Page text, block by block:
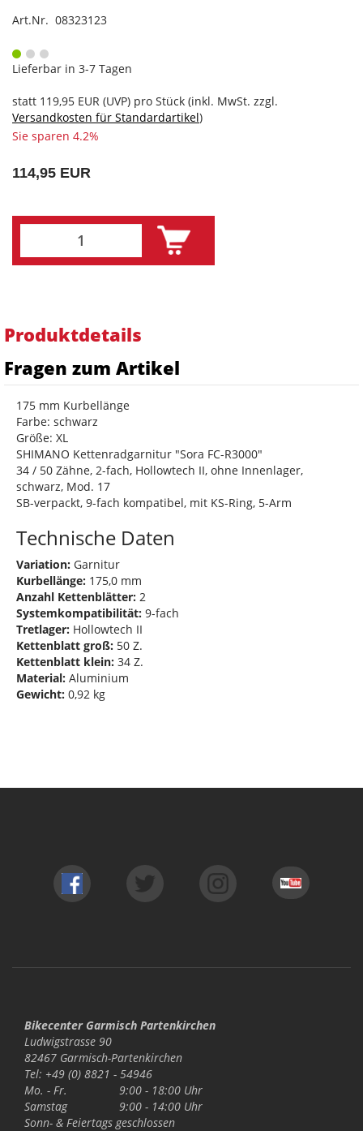
Art.Nr. 08323123
Lieferbar in 3-7 Tagen
statt 119,95 EUR (UVP) pro Stück (inkl. MwSt. zzgl.
Versandkosten für Standardartikel)
Sie sparen 4.2%
114,95 EUR
Produktdetails
Fragen zum Artikel
175 mm Kurbellänge
Farbe: schwarz
Größe: XL
SHIMANO Kettenradgarnitur "Sora FC-R3000"
34 / 50 Zähne, 2-fach, Hollowtech II, ohne Innenlager,
schwarz, Mod. 17
SB-verpackt, 9-fach kompatibel, mit KS-Ring, 5-Arm
Technische Daten
Variation: Garnitur
Kurbellänge: 175,0 mm
Anzahl Kettenblätter: 2
Systemkompatibilität: 9-fach
Tretlager: Hollowtech II
Kettenblatt groß: 50 Z.
Kettenblatt klein: 34 Z.
Material: Aluminium
Gewicht: 0,92 kg
Bikecenter Garmisch Partenkirchen
Ludwigstrasse 90
82467 Garmisch-Partenkirchen
Tel: +49 (0) 8821 - 54946
Mo. - Fr.
9:00 - 18:00 Uhr
Samstag
9:00 - 14:00 Uhr
Sonn- & Feiertags geschlossen